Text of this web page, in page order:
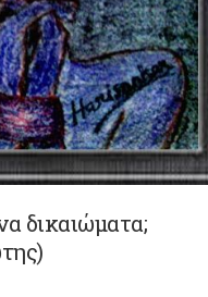
δικαιώματα;